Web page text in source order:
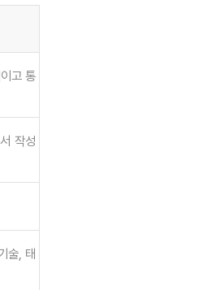
고 통
작성
술, 태